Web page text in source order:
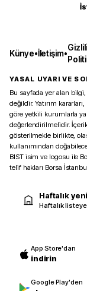
Künye•İletişim•
YASAL UYARI VE
Bu sayfada yer alan bilgi,
değildir. Yatırım
göre yetkili kurumlarla
değerlendirilmelidir.
gösterilmekle birlikte,
kullanımından
BIST isim ve logosu ile
telif hakları Borsa
Haftalık
Haftalık
App Store'dan
indirin
Google Play'den